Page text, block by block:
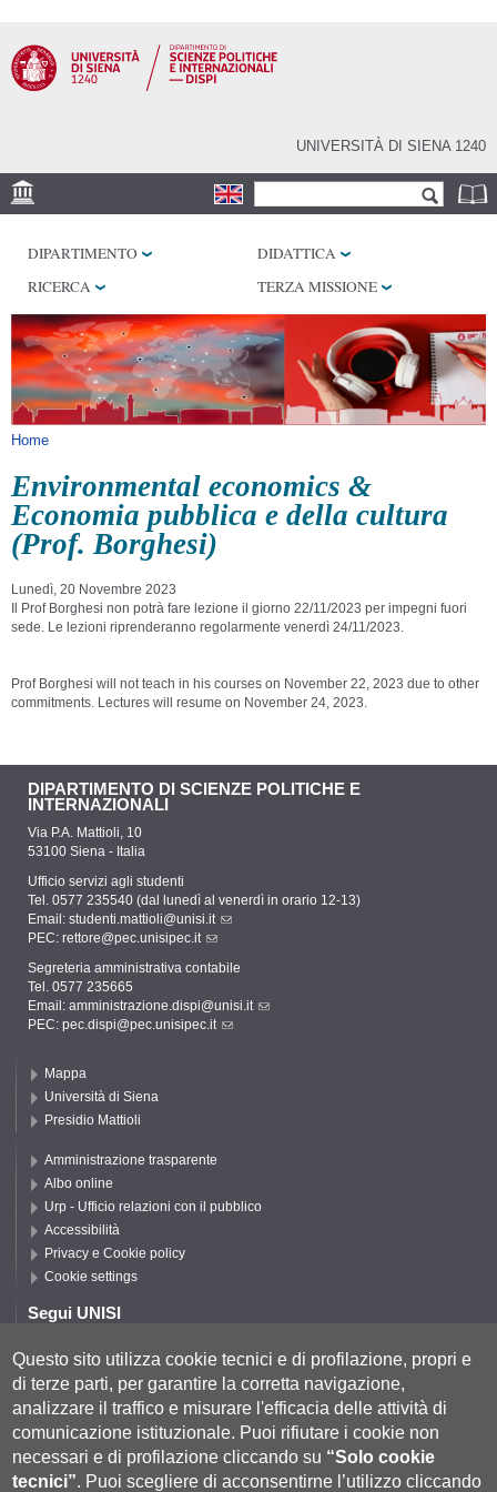
contenuto
principale
UNIVERSITÀ DI SIENA 1240
Form di ricerca
LABORATORI
BIBLIOTECHE
SERVIZI
DIPARTIMENTO
DIDATTICA
RICERCA
TERZA MISSIONE
Tu sei qui
Home
Environmental economics &
Economia pubblica e della cultura
(Prof. Borghesi)
Lunedì, 20 Novembre 2023
Il Prof Borghesi non potrà fare lezione il giorno 22/11/2023 per impegni fuori
sede. Le lezioni riprenderanno regolarmente venerdì 24/11/2023.
Prof Borghesi will not teach in his courses on November 22, 2023 due to other
commitments. Lectures will resume on November 24, 2023.
DIPARTIMENTO DI SCIENZE POLITICHE E
INTERNAZIONALI
Via P.A. Mattioli, 10
53100 Siena - Italia
Ufficio servizi agli studenti
Tel. 0577 235540 (dal lunedì al venerdì in orario 12-13)
Email: studenti.mattioli@unisi.it
PEC: rettore@pec.unisipec.it
Segreteria amministrativa contabile
Tel. 0577 235665
Email: amministrazione.dispi@unisi.it
PEC: pec.dispi@pec.unisipec.it
Mappa
Università di Siena
Presidio Mattioli
Amministrazione trasparente
Albo online
Urp - Ufficio relazioni con il pubblico
Accessibilità
Privacy e Cookie policy
Cookie settings
Segui UNISI
Segui DISPI
Questo sito utilizza cookie tecnici e di profilazione, propri e
di terze parti, per garantire la corretta navigazione,
analizzare il traffico e misurare l'efficacia delle attività di
comunicazione istituzionale. Puoi rifiutare i cookie non
necessari e di profilazione cliccando su “Solo cookie
tecnici”. Puoi scegliere di acconsentirne l’utilizzo cliccando